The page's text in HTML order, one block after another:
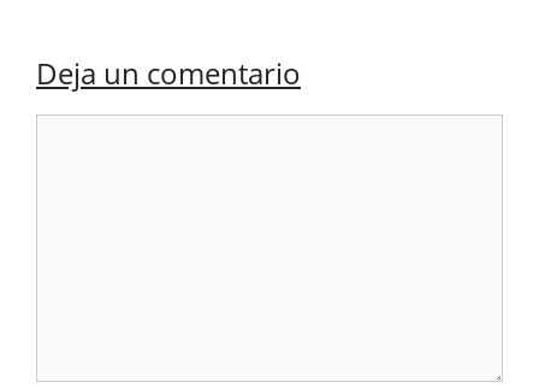
Deja un comentario